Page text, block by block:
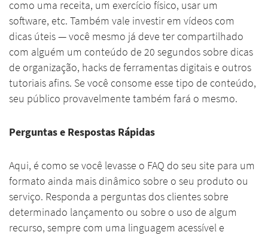
como uma receita, um exercício físico, usar um
software, etc. Também vale investir em vídeos com
dicas úteis — você mesmo já deve ter compartilhado
com alguém um conteúdo de 20 segundos sobre dicas
de organização, hacks de ferramentas digitais e outros
tutoriais afins. Se você consome esse tipo de conteúdo,
seu público provavelmente também fará o mesmo.
Perguntas e Respostas Rápidas
Aqui, é como se você levasse o FAQ do seu site para um
formato ainda mais dinâmico sobre o seu produto ou
serviço. Responda a perguntas dos clientes sobre
determinado lançamento ou sobre o uso de algum
recurso, sempre com uma linguagem acessível e